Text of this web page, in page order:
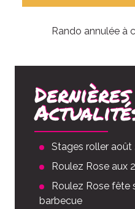
Rando annulée à
Dernières
Stages roller
Roulez Rose aux
Roulez Rose fête
barbecue